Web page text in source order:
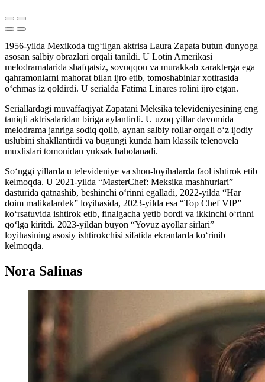
1956-yilda Mexikoda tug‘ilgan aktrisa Laura Zapata butun dunyoga
asosan salbiy obrazlari orqali tanildi. U Lotin Amerikasi
melodramalarida shafqatsiz, sovuqqon va murakkab xarakterga ega
qahramonlarni mahorat bilan ijro etib, tomoshabinlar xotirasida
o‘chmas iz qoldirdi. U serialda Fatima Linares rolini ijro etgan.
Seriallardagi muvaffaqiyat Zapatani Meksika televideniyesining eng
taniqli aktrisalaridan biriga aylantirdi. U uzoq yillar davomida
melodrama janriga sodiq qolib, aynan salbiy rollar orqali o‘z ijodiy
uslubini shakllantirdi va bugungi kunda ham klassik telenovela
muxlislari tomonidan yuksak baholanadi.
So‘nggi yillarda u televideniye va shou-loyihalarda faol ishtirok etib
kelmoqda. U 2021-yilda “MasterChef: Meksika mashhurlari”
dasturida qatnashib, beshinchi o‘rinni egalladi, 2022-yilda “Har
doim malikalardek” loyihasida, 2023-yilda esa “Top Chef VIP”
ko‘rsatuvida ishtirok etib, finalgacha yetib bordi va ikkinchi o‘rinni
qo‘lga kiritdi. 2023-yildan buyon “Yovuz ayollar sirlari”
loyihasining asosiy ishtirokchisi sifatida ekranlarda ko‘rinib
kelmoqda.
Nora Salinas